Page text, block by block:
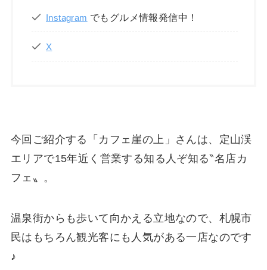
Instagram でもグルメ情報発信中！
X
今回ご紹介する「カフェ崖の上」さんは、定山渓
エリアで15年近く営業する知る人ぞ知る‶名店カ
フェ〟。
温泉街からも歩いて向かえる立地なので、札幌市
民はもちろん観光客にも人気がある一店なのです
♪